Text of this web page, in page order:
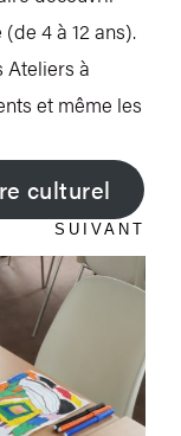
4 à 12 ans).
Ateliers à
et même les
culturel
SUIVANT